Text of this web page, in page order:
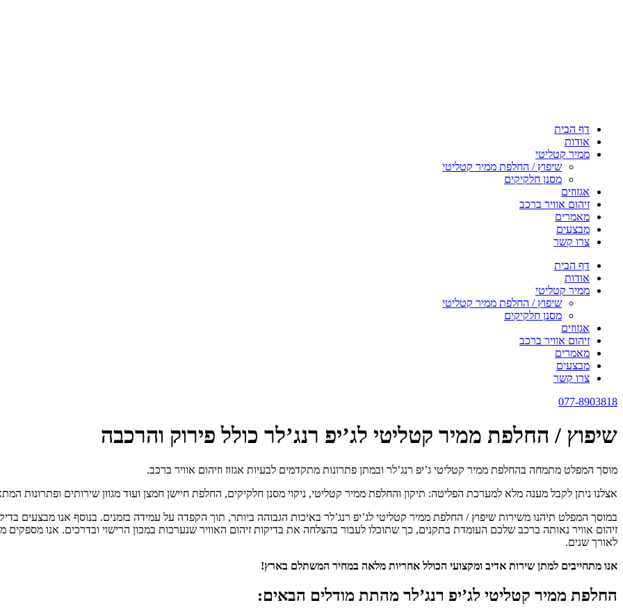
דף הבית
אודות
ממיר קטליטי
שיפוץ / החלפת ממיר קטליטי
מסנן חלקיקים
אגזוזים
זיהום אוויר ברכב
מאמרים
מבצעים
צרו קשר
דף הבית
אודות
ממיר קטליטי
שיפוץ / החלפת ממיר קטליטי
מסנן חלקיקים
אגזוזים
זיהום אוויר ברכב
מאמרים
מבצעים
צרו קשר
077-8903818
שיפוץ / החלפת ממיר קטליטי לג’יפ רנג’לר כולל פירוק והרכבה
מוסך המפלט מתמחה בהחלפת ממיר קטליטי ג’יפ רנג’לר ובמתן פתרונות מתקדמים לבעיות אגזוז וזיהום אוויר ברכב.
אצלנו ניתן לקבל מענה מלא למערכת הפליטה: תיקון והחלפת ממיר קטליטי, ניקוי מסנן חלקיקים, החלפת חיישן חמצן ועוד מגוון שירותים ופתרונות
במוסך המפלט תיהנו משירות שיפוץ / החלפת ממיר קטליטי לג’יפ רנג’לר באיכות הגבוהה ביותר, תוך הקפדה על עמידה בזמנים. בנוסף אנו מבצעים
זיהום אוויר נאותה ברכב שלכם העומדת בתקנים, כך שתוכלו לעבור בהצלחה את בדיקות זיהום האוויר שנערכות במכון הרישוי ובדרכים. אנו
לאורך שנים.
אנו מתחייבים למתן שירות אדיב ומקצועי הכולל אחריות מלאה במחיר המשתלם בארץ!
החלפת ממיר קטליטי לג’יפ רנג’לר מהתת מודלים הבאים: